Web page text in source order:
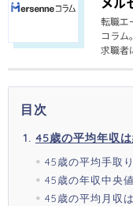
転職エ
コラム
求職者
目次
45歳の平均年収
45歳の平均手取
45歳の年収中央
45歳の平均月収